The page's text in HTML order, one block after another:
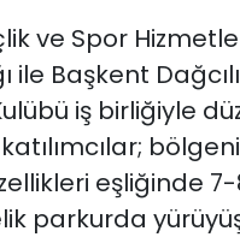
ve Spor
ile Başkent
iş birliğiyle
eşliğinde
parkurda